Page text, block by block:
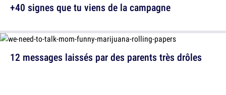
12 messages laissés par des parents très drôles
+40 signes que tu viens de la campagne